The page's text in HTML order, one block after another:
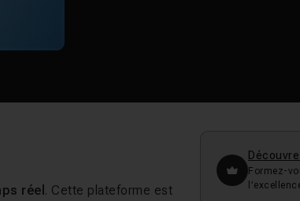
réel . Cette plateforme est
Formez-